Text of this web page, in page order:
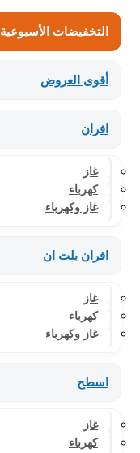
التخفيضات الأسبوعية
أقوى العروض
افران
غاز
كهرباء
غاز وكهرباء
افران بلت ان
غاز
كهرباء
غاز وكهرباء
اسطح
غاز
كهرباء